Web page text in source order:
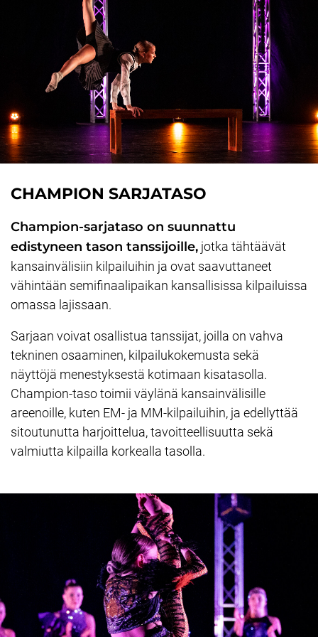
CHAMPION SARJATASO
Champion-sarjataso on suunnattu
edistyneen tason tanssijoille, jotka tähtäävät
kansainvälisiin kilpailuihin ja ovat saavuttaneet
vähintään semifinaalipaikan kansallisissa kilpailuissa
omassa lajissaan.
Sarjaan voivat osallistua tanssijat, joilla on vahva
tekninen osaaminen, kilpailukokemusta sekä
näyttöjä menestyksestä kotimaan kisatasolla.
Champion-taso toimii väylänä kansainvälisille
areenoille, kuten EM- ja MM-kilpailuihin, ja edellyttää
sitoutunutta harjoittelua, tavoitteellisuutta sekä
valmiutta kilpailla korkealla tasolla.